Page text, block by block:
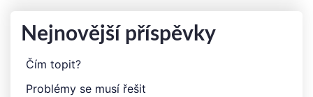
Nejnovější příspěvky
Čím topit?
Problémy se musí řešit